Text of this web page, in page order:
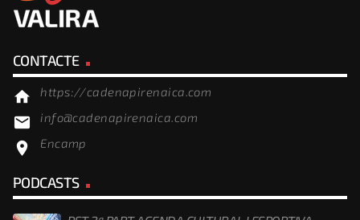
CONTACTE
home https://cadenapirenaica.com
email info@cadenapirenaica.com
location_on Encamp
PODCASTS